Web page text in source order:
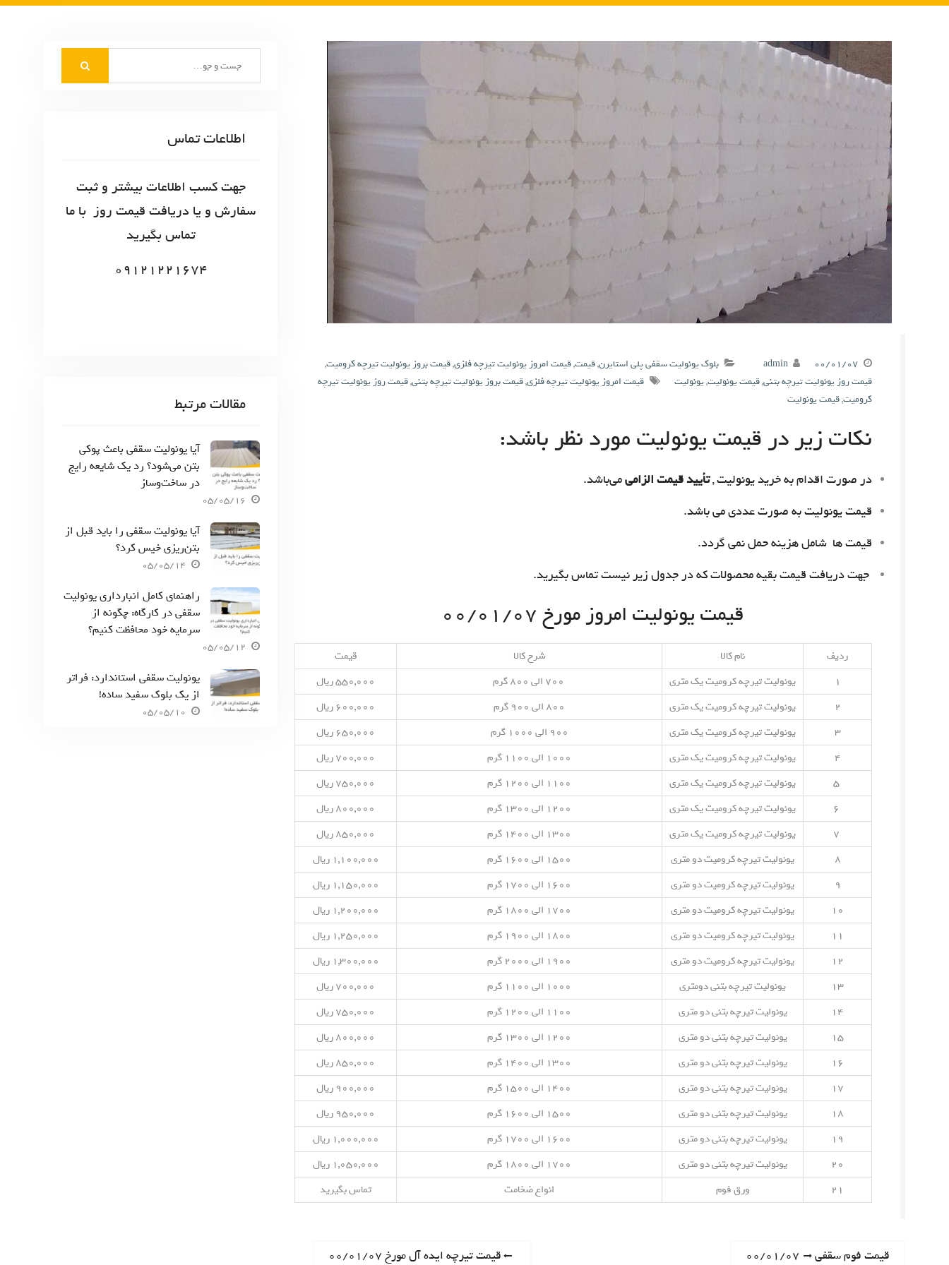
۰۰/۰۱/۰۷ admin بلوک یونولیت سقفی پلی استایرن,قیمت,قیمت امروز یونولیت تیرچه فلزی,قیمت بروز یونولیت تیرچه کرومیت,
قیمت روز یونولیت تیرچه بتنی,قیمت یونولیت,یونولیت قیمت امروز یونولیت تیرچه فلزی,قیمت بروز یونولیت تیرچه بتنی,قیمت روز یونولیت تیرچه
کرومیت,قیمت یونولیت
نکات زیر در قیمت یونولیت مورد نظر باشد:
در صورت اقدام به خرید یونولیت ,تأیید قیمت الزامیمی‌باشد.
قیمت یونولیت به صورت عددی می باشد.
قیمت ها شامل هزینه حمل نمی گردد.
جهت دریافت قیمت بقیه محصولات که در جدول زیر نیست تماس بگیرید.
قیمت یونولیت امروز مورخ ۰۰/۰۱/۰۷
ردیف نام کالا شرح کالا
قیمت
۱
یونولیت تیرچه کرومیت یک متری
۵۵۰,۰۰۰ ریال
۲
یونولیت تیرچه کرومیت یک متری ۸۰۰ الی ۹۰۰ گرم
۶۰۰,۰۰۰ ریال
۳
یونولیت تیرچه کرومیت یک متری ۹۰۰ الی ۱۰۰۰ گرم
۶۵۰,۰۰۰ ریال
۴
یونولیت تیرچه کرومیت یک متری ۱۰۰۰ الی ۱۱۰۰ گرم
۷۰۰,۰۰۰ ریال
یونولیت تیرچه کرومیت یک متری ۱۱۰۰ الی ۱۲۰۰ گرم
۷۵۰,۰۰۰ ریال
یونولیت تیرچه کرومیت یک متری ۱۲۰۰ الی ۱۳۰۰ گرم
۸۰۰,۰۰۰ ریال
یونولیت تیرچه کرومیت یک متری ۱۳۰۰ الی ۱۴۰۰ گرم
۸۵۰,۰۰۰ ریال
۸
یونولیت تیرچه کرومیت دو متری ۱۵۰۰ الی ۱۶۰۰ گرم
۱,۱۰۰,۰۰۰ ریال
۹
یونولیت تیرچه کرومیت دو متری ۱۶۰۰ الی ۱۷۰۰ گرم
۱,۱۵۰,۰۰۰ ریال
۱۰
یونولیت تیرچه کرومیت دو متری ۱۷۰۰ الی ۱۸۰۰ گرم
۱,۲۰۰,۰۰۰ ریال
۱۱
یونولیت تیرچه کرومیت دو متری ۱۸۰۰ الی ۱۹۰۰ گرم
۱,۲۵۰,۰۰۰ ریال
۱۲
یونولیت تیرچه کرومیت دو متری ۱۹۰۰ الی ۲۰۰۰ گرم
۱,۳۰۰,۰۰۰ ریال
۱۳
یونولیت تیرچه بتنی دومتری ۱۰۰۰ الی ۱۱۰۰ گرم
۷۰۰,۰۰۰ ریال
۱۴
یونولیت تیرچه بتنی دو متری ۱۱۰۰ الی ۱۲۰۰ گرم
۷۵۰,۰۰۰ ریال
۱۵
یونولیت تیرچه بتنی دو متری ۱۲۰۰ الی ۱۳۰۰ گرم
۸۰۰,۰۰۰ ریال
۱۶
یونولیت تیرچه بتنی دو متری ۱۳۰۰ الی ۱۴۰۰ گرم
۸۵۰,۰۰۰ ریال
۱۷
یونولیت تیرچه بتنی دو متری ۱۴۰۰ الی ۱۵۰۰ گرم
۹۰۰,۰۰۰ ریال
۱۸
یونولیت تیرچه بتنی دو متری ۱۵۰۰ الی ۱۶۰۰ گرم
۹۵۰,۰۰۰ ریال
۱۹
یونولیت تیرچه بتنی دو متری ۱۶۰۰ الی ۱۷۰۰ گرم
۱,۰۰۰,۰۰۰ ریال
۲۰
یونولیت تیرچه بتنی دو متری ۱۷۰۰ الی ۱۸۰۰ گرم
۱,۰۵۰,۰۰۰ ریال
۲۱
ورق فوم انواع ضخامت تماس بگیرید
P
قیمت تیرچه ایده آل مورخ ۰۰/۰۱/۰۷
N
قیمت فوم سقفی ۰۰/۰۱/۰۷
اطلاعات تماس
جهت کسب اطلاعات بیشتر و ثبت
سفارش و یا دریافت قیمت روز با ما
تماس بگیرید
09121221674
مقالات مرتبط
آیا یونولیت سقفی باعث پوکی
بتن می‌شود؟ رد یک شایعه رایج
در ساخت‌وساز
05/05/16
آیا یونولیت سقفی را باید قبل از
بتن‌ریزی خیس کرد؟
05/05/14
راهنمای کامل انبارداری یونولیت
سقفی در کارگاه: چگونه از
سرمایه خود محافظت کنیم؟
05/05/12
یونولیت سقفی استاندارد: فراتر
از یک بلوک سفید ساده!
05/05/10